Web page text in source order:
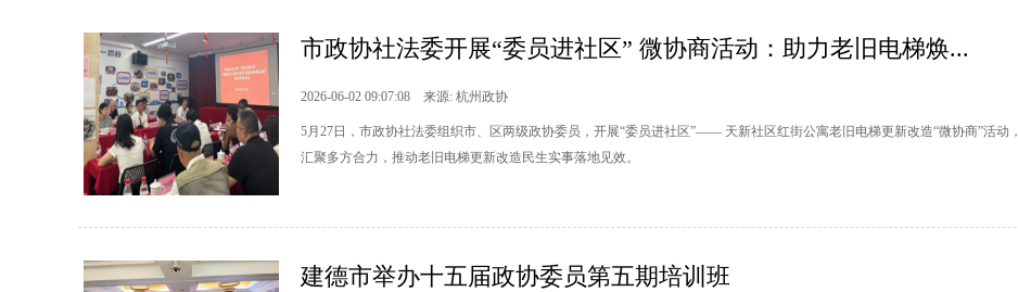
市政协社法委开展“委员进社区” 微协商活动：助力老旧电梯焕...
2026-06-02 09:07:08 来源: 杭州政协
5月27日，市政协社法委组织市、区两级政协委员，开展“委员进社区”—— 天新社区红街公寓老旧电梯更新改造“微协商”活动，
汇聚多方合力，推动老旧电梯更新改造民生实事落地见效。
建德市举办十五届政协委员第五期培训班